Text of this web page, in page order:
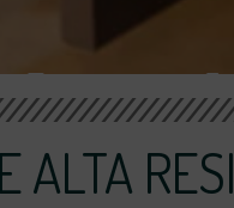
ALTA